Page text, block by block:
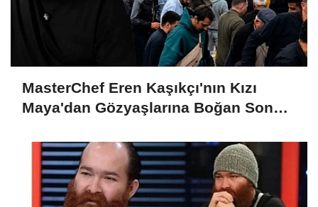
MasterChef Eren Kaşıkçı'nın Kızı
Maya'dan Gözyaşlarına Boğan Son